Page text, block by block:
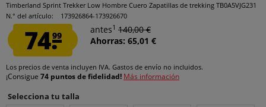
Timberland Sprint Trekker Low Hombre Cuero Zapatillas de trekking TB0A5VJG231
N.° del artículo:
173926864-173926670
74.99
antes1 140,00 €
Ahorras: 65,01 €
Los precios de venta incluyen IVA. Gastos de envío no incluidos.
¡Consigue 74 puntos de fidelidad! Más información
Selecciona tu talla